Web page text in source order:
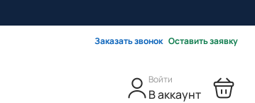
Заказать звонок Оставить заявку
Войти
В аккаунт